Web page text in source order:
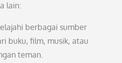
lain:
berbagai sumber
buku, film, musik, atau
teman.